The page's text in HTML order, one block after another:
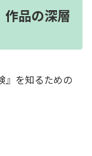
作品の深層
』を知るための